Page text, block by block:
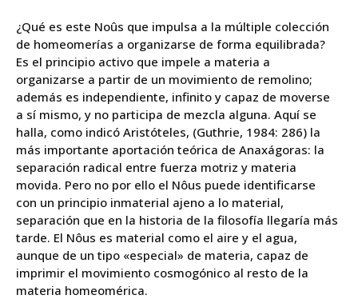
¿Qué es este Noûs que impulsa a la múltiple colección
de homeomerías a organizarse de forma equilibrada?
Es el principio activo que impele a materia a
organizarse a partir de un movimiento de remolino;
además es independiente, infinito y capaz de moverse
a sí mismo, y no participa de mezcla alguna. Aquí se
halla, como indicó Aristóteles, (Guthrie, 1984: 286) la
más importante aportación teórica de Anaxágoras: la
separación radical entre fuerza motriz y materia
movida. Pero no por ello el Nôus puede identificarse
con un principio inmaterial ajeno a lo material,
separación que en la historia de la filosofía llegaría más
tarde. El Nôus es material como el aire y el agua,
aunque de un tipo «especial» de materia, capaz de
imprimir el movimiento cosmogónico al resto de la
materia homeomérica.